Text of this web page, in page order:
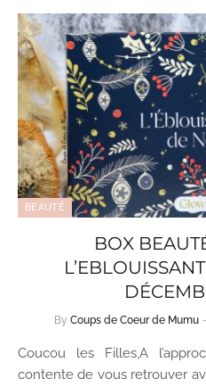
BEAUTÉ
BOX
By Coups de Coeur de Mumu
Coucou les Filles,A
contente de vous retrouver